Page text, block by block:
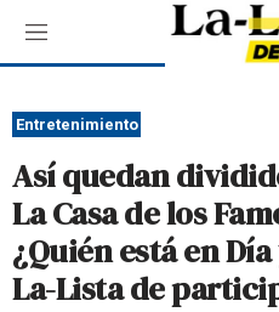
M
e
ú
Entretenimiento
Así quedan
La Casa de los
¿Quién está en
La-Lista de